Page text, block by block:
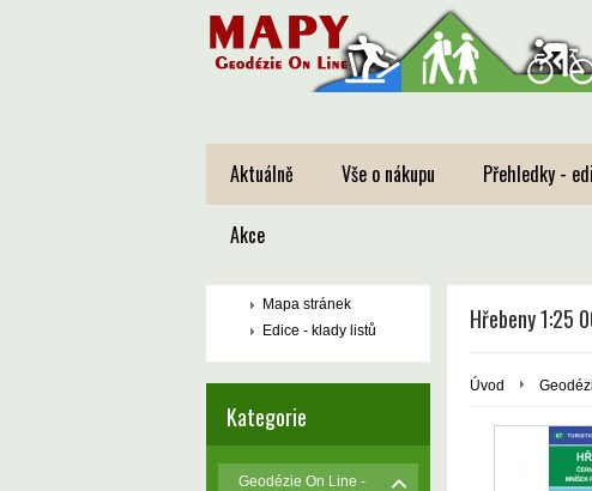
Aktuálně Vše o nákupu Přehledky -
Akce
Mapa stránek
Edice - klady listů
Kategorie
Geodézie On Line -
Hřebeny 1:25
Úvod